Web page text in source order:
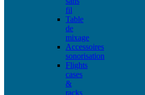
fil
Table
de
mixage
Accessoires
sonorisation
Flights
cases
&
racks